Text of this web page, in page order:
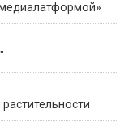
медиалатформой»